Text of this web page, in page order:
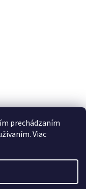
prechádzaním
Viac